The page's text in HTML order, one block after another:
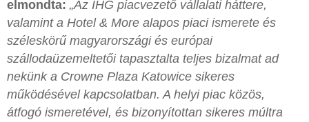
elmondta: „Az IHG piacvezető vállalati háttere,
valamint a Hotel & More alapos piaci ismerete és
széleskörű magyarországi és európai
szállodaüzemeltetői tapasztalta teljes bizalmat ad
nekünk a Crowne Plaza Katowice sikeres
működésével kapcsolatban. A helyi piac közös,
átfogó ismeretével, és bizonyítottan sikeres múltra